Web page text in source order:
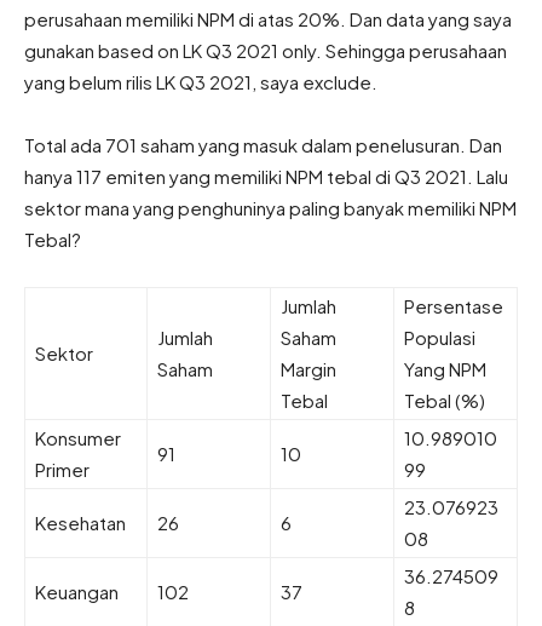
perusahaan memiliki NPM di atas 20%. Dan data yang saya
gunakan based on LK Q3 2021 only. Sehingga perusahaan
yang belum rilis LK Q3 2021, saya exclude.
Total ada 701 saham yang masuk dalam penelusuran. Dan
hanya 117 emiten yang memiliki NPM tebal di Q3 2021. Lalu
sektor mana yang penghuninya paling banyak memiliki NPM
Tebal?
Sektor
Jumlah
Saham
Jumlah
Saham
Margin
Tebal
Persentase
Populasi
Yang NPM
Tebal (%)
Konsumer
Primer
91 10
10.989010
99
Kesehatan 26 6
23.076923
08
Keuangan 102 37
36.274509
8